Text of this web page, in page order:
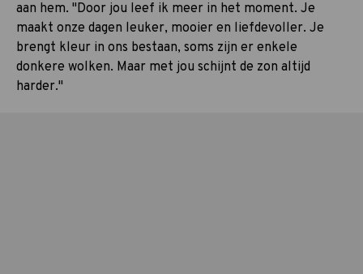
aan hem. "Door jou leef ik meer in het moment. Je
maakt onze dagen leuker, mooier en liefdevoller. Je
brengt kleur in ons bestaan, soms zijn er enkele
donkere wolken. Maar met jou schijnt de zon altijd
harder."